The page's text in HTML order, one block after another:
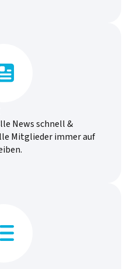
News schnell &
Mitglieder immer auf